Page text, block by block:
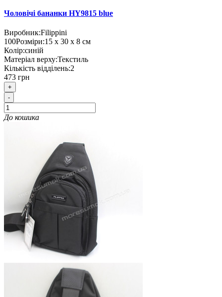
Чоловічі бананки HY9815 blue
Виробник:Filippini
100Розміри:15 х 30 х 8 см
Колір:синій
Матеріал верху:Текстиль
Кількість відділень:2
473 грн
+
-
До кошика